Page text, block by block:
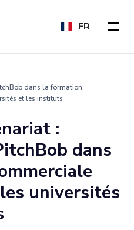
FR
dans la formation
et les instituts
:
dans
universités